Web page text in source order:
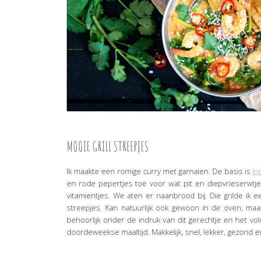
MOOIE GRILL STREEPJES
Ik maakte een romige curry met garnalen. De basis is
en rode pepertjes toe voor wat pit en
vitamientjes. We aten er naanbrood bij. Die grilde ik
streepjes. Kan natuurlijk ook gewoon in de oven,
behoorlijk onder de indruk van dit gerechtje en het
doordeweekse maaltijd. Makkelijk, snel, lekker, gezond